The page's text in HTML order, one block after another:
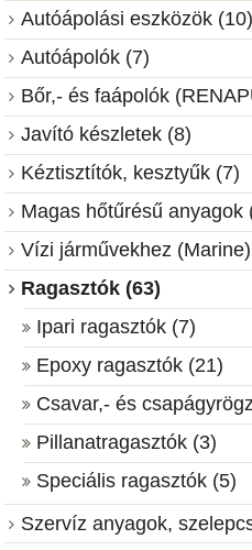
Autóápolási eszközök (10)
Autóápolók (7)
Bőr,- és faápolók
Javító készletek (8)
Kéztisztítók, kesztyűk (7)
Magas hőtűrésű anyagok
Vízi járművekhez
Ragasztók (63)
Ipari ragasztók (7)
Epoxy ragasztók (21)
Csavar,- és
Pillanatragasztók (3)
Speciális ragasztók (5)
Szervíz anyagok,